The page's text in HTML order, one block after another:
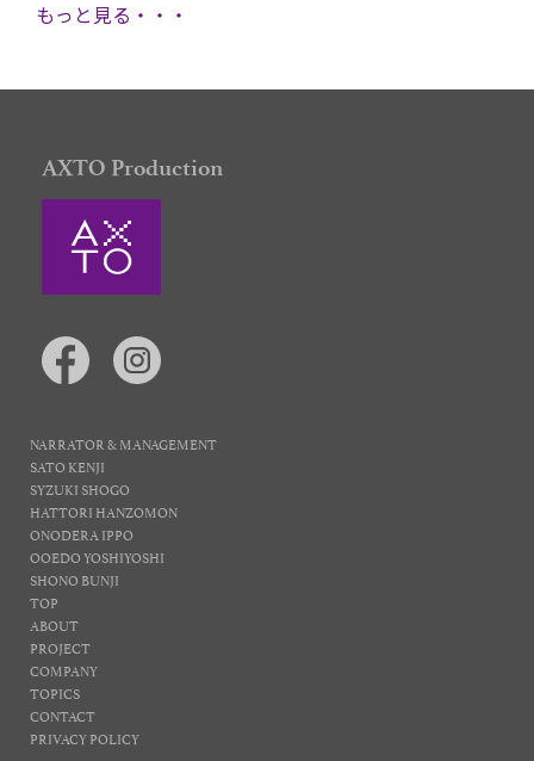
もっと見る・・・
AXTO Production
NARRATOR & MANAGEMENT
SATO KENJI
SYZUKI SHOGO
HATTORI HANZOMON
ONODERA IPPO
OOEDO YOSHIYOSHI
SHONO BUNJI
TOP
ABOUT
PROJECT
COMPANY
TOPICS
CONTACT
PRIVACY POLICY